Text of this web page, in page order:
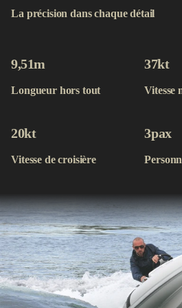
Contact
Acheter maintenant
La précision dans chaque détail
9,51m
Longueur hors tout
37kt
Vitesse
20kt
Vitesse de croisière
3pax